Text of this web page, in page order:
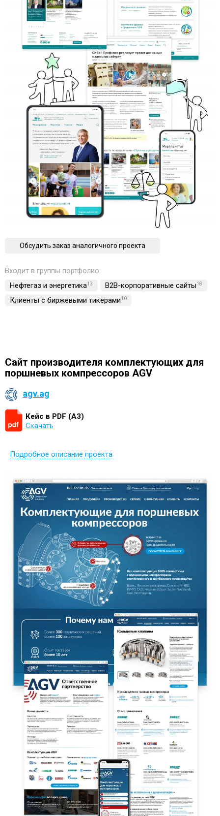
Обсудить заказ аналогичного проекта
Входит в группы портфолио:
Нефтегаз и энергетика13 B2B-корпоративные сайты18
Клиенты с биржевыми тикерами10
Сайт производителя комплектующих для
поршневых компрессоров AGV
agv.ag
Кейс в PDF (А3)
Скачать
Подробное описание проекта